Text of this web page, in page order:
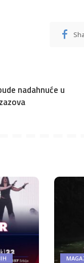
nadahnuće u